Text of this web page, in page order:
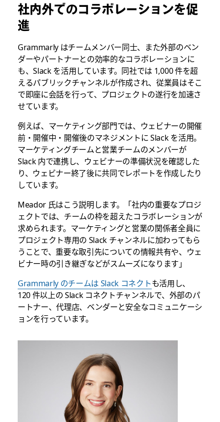
社内外でのコラボレーションを促
進
Grammarly はチームメンバー同士、また外部のベン
ダーやパートナーとの効率的なコラボレーションに
も、Slack を活用しています。同社では 1,000 件を超
えるパブリックチャンネルが作成され、従業員はそこ
で即座に会話を行って、プロジェクトの遂行を加速さ
せています。
例えば、マーケティング部門では、ウェビナーの開催
前・開催中・開催後のマネジメントに Slack を活用。
マーケティングチームと営業チームのメンバーが
Slack 内で連携し、ウェビナーの準備状況を確認した
り、ウェビナー終了後に共同でレポートを作成したり
しています。
Meador 氏はこう説明します。「社内の重要なプロジ
ェクトでは、チームの枠を超えたコラボレーションが
求められます。マーケティングと営業の関係者全員に
プロジェクト専用の Slack チャンネルに加わってもら
うことで、重要な取引先についての情報共有や、ウェ
ビナー時の引き継ぎなどがスムーズになります」
Grammarly のチームは Slack コネクトも活用し、
120 件以上の Slack コネクトチャンネルで、外部のパ
ートナー、代理店、ベンダーと安全なコミュニケーシ
ョンを行っています。